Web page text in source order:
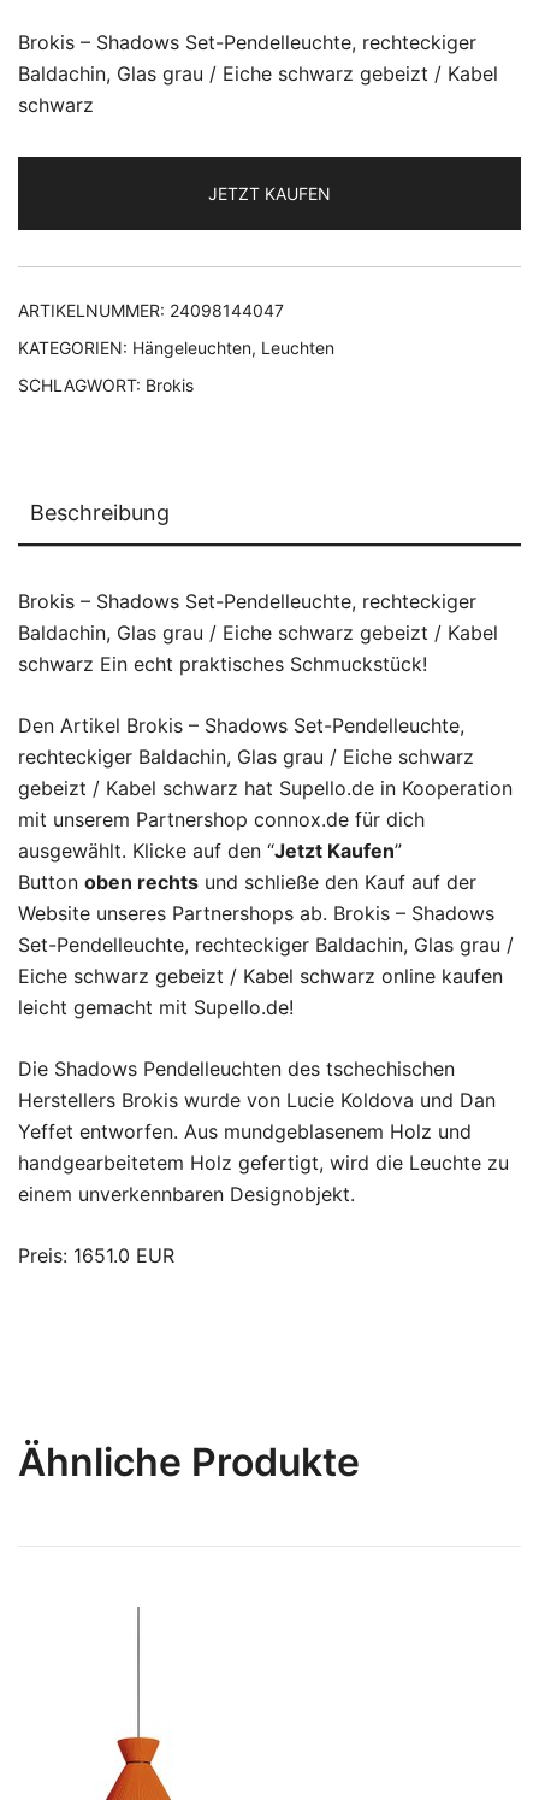
Brokis – Shadows Set-Pendelleuchte, rechteckiger
Baldachin, Glas grau / Eiche schwarz gebeizt / Kabel
schwarz
JETZT KAUFEN
ARTIKELNUMMER: 24098144047
KATEGORIEN: Hängeleuchten, Leuchten
SCHLAGWORT: Brokis
Beschreibung
Brokis – Shadows Set-Pendelleuchte, rechteckiger
Baldachin, Glas grau / Eiche schwarz gebeizt / Kabel
schwarz Ein echt praktisches Schmuckstück!
Den Artikel Brokis – Shadows Set-Pendelleuchte,
rechteckiger Baldachin, Glas grau / Eiche schwarz
gebeizt / Kabel schwarz hat Supello.de in Kooperation
mit unserem Partnershop connox.de für dich
ausgewählt. Klicke auf den “Jetzt Kaufen”
Button oben rechts und schließe den Kauf auf der
Website unseres Partnershops ab. Brokis – Shadows
Set-Pendelleuchte, rechteckiger Baldachin, Glas grau /
Eiche schwarz gebeizt / Kabel schwarz online kaufen
leicht gemacht mit Supello.de!
Die Shadows Pendelleuchten des tschechischen
Herstellers Brokis wurde von Lucie Koldova und Dan
Yeffet entworfen. Aus mundgeblasenem Holz und
handgearbeitetem Holz gefertigt, wird die Leuchte zu
einem unverkennbaren Designobjekt.
Preis: 1651.0 EUR
Ähnliche Produkte